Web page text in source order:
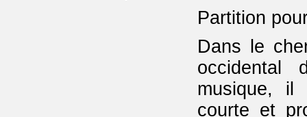
Partition
Dans le
occidental
musique,
courte et